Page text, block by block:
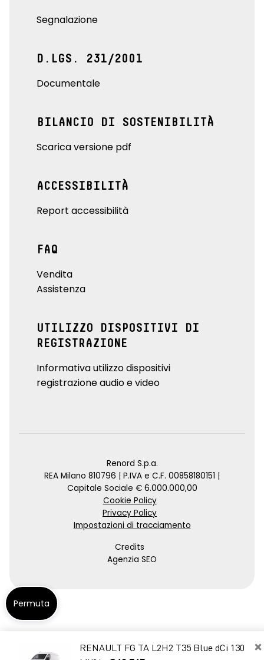
×
RENAULT FG TA L2H2 T35 Blue dCi 130
Segnalazione
D.LGS. 231/2001
Documentale
BILANCIO DI SOSTENIBILITÀ
Scarica versione pdf
ACCESSIBILITÀ
Report accessibilità
FAQ
Vendita
Assistenza
UTILIZZO DISPOSITIVI DI
REGISTRAZIONE
Informativa utilizzo dispositivi
registrazione audio e video
Renord S.p.a.
REA Milano 810796 | P.IVA e C.F. 00858180151 |
Capitale Sociale € 6.000.000,00
Cookie Policy
Privacy Policy
Impostazioni di tracciamento
Credits
Agenzia SEO
Permuta